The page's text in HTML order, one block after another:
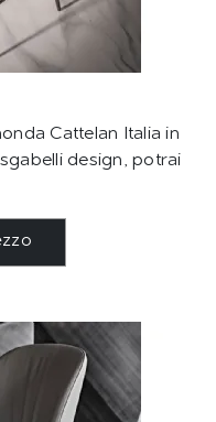
Cattelan Italia in
design, potrai